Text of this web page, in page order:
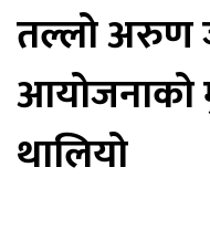
तल्लो अरुण
आयोजनाको
थालियो